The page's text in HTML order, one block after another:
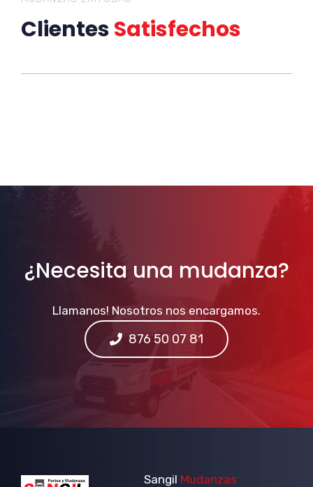
ClientesSatisfechos
¿Necesita una mudanza?
Llamanos! Nosotros nos encargamos.
876 50 07 81
Sangil Mudanzas